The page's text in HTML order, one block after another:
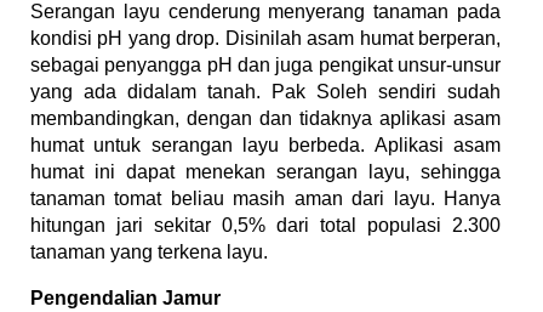
Serangan layu cenderung menyerang tanaman pada
kondisi pH yang drop. Disinilah asam humat berperan,
sebagai penyangga pH dan juga pengikat unsur-unsur
yang ada didalam tanah. Pak Soleh sendiri sudah
membandingkan, dengan dan tidaknya aplikasi asam
humat untuk serangan layu berbeda. Aplikasi asam
humat ini dapat menekan serangan layu, sehingga
tanaman tomat beliau masih aman dari layu. Hanya
hitungan jari sekitar 0,5% dari total populasi 2.300
tanaman yang terkena layu.
Pengendalian Jamur